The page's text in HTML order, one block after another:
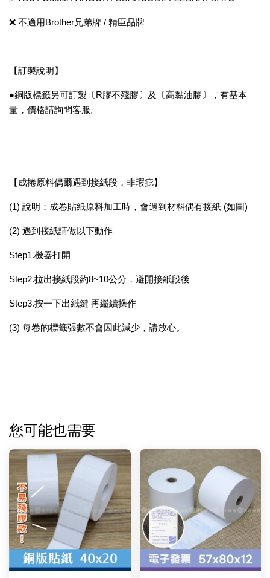
❌️ 不適用Brother兄弟牌 / 精臣品牌
【訂製說明】
●銅版標籤另可訂製〔R膠不殘膠〕及〔高黏油膠〕，有基本
量，價格請詢問客服。
【成捲原料偶爾遇到接紙段，非瑕疵】
(1) 說明：成卷貼紙原料加工時，會遇到材料偶有接紙 (如圖)
(2) 遇到接紙請做以下動作
Step1.機器打開
Step2.拉出接紙段約8~10公分，避開接紙段後
Step3.按一下出紙鍵 再繼續操作
(3) 每卷的標籤張數不會因此減少，請放心。
您可能也需要